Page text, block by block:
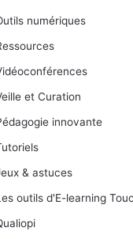
numériques
et Curation
innovante
& astuces
outils d'E-learning